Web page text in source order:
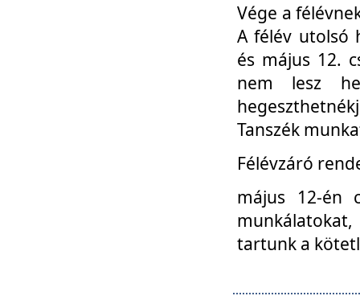
Vége a
A félév utolsó
és május 12.
nem lesz
Tanszék
Félévzáró
május 12-én
tartunk a